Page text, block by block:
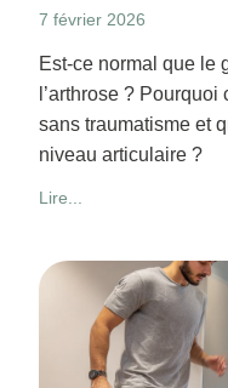
7 février 2026
Est-ce normal que le
l’arthrose ?
sans traumatisme et
niveau articulaire ?
Lire...